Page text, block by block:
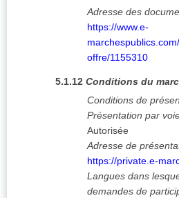
Adresse des
https://www.e-
offre/1155310
5.1.12 Conditions du
Conditions de
Présentation par
Autorisée
Adresse de
https://private.e-
Langues dans
demandes de